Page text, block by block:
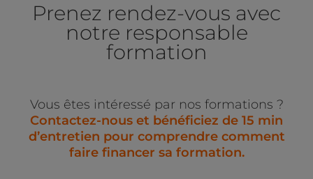
Prenez rendez-vous avec
notre responsable
formation
Vous êtes intéressé par nos formations ?
Contactez-nous et bénéficiez de 15 min
d’entretien pour comprendre comment
faire financer sa formation.